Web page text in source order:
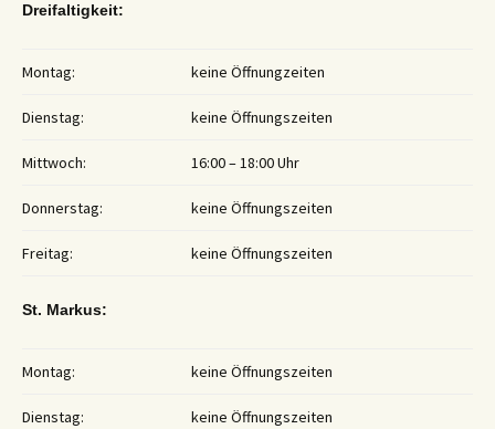
Dreifaltigkeit:
Montag: keine Öffnungzeiten
Dienstag: keine Öffnungszeiten
Mittwoch: 16:00 – 18:00 Uhr
Donnerstag: keine Öffnungszeiten
Freitag: keine Öffnungszeiten
St. Markus:
Montag: keine Öffnungszeiten
Dienstag: keine Öffnungszeiten